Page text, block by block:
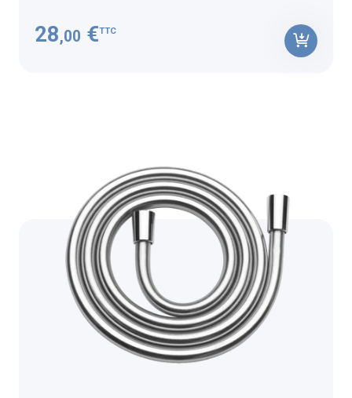
28,00 €TTC